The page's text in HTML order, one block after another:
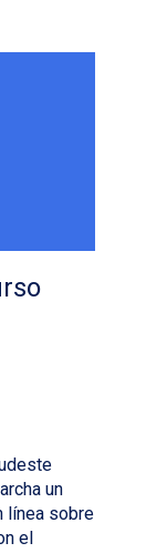
un
línea sobre
el